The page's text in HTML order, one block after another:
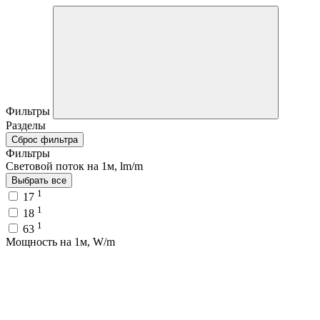
Фильтры
Разделы
Сброс фильтра
Фильтры
Световой поток на 1м, lm/m
Выбрать все
17 1
18 1
63 1
Мощность на 1м, W/m